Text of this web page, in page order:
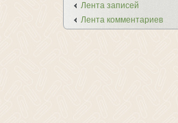
Лента записей
Лента комментариев